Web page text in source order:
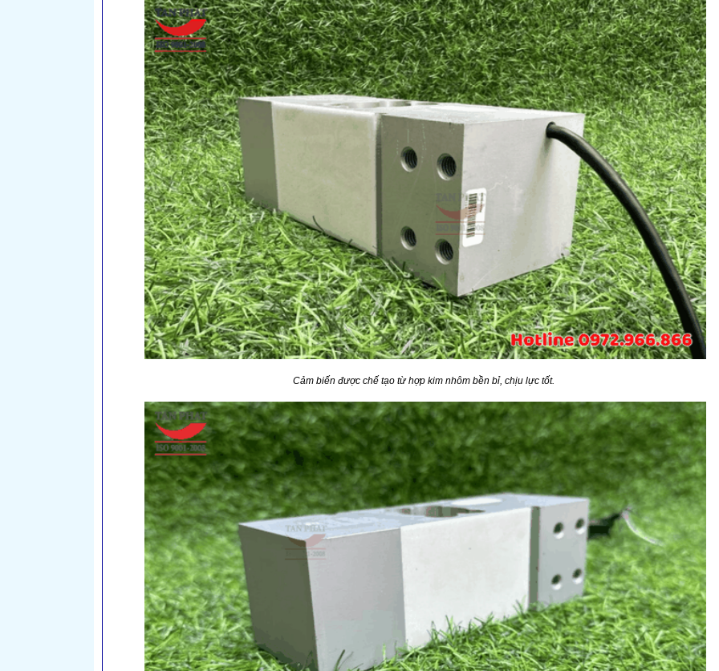
Cảm biến được chế tạo từ hợp kim nhôm bền bỉ, chịu lực tốt.